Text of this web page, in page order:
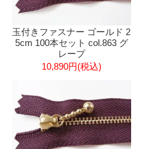
玉付きファスナー ゴールド 2
5cm 100本セット col.863 グ
レープ
10,890円(税込)